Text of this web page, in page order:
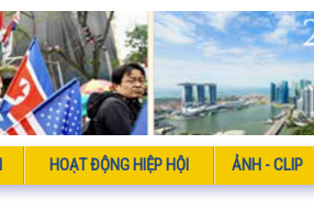
HOẠT ĐỘNG HIỆP HỘI ẢNH - CLIP